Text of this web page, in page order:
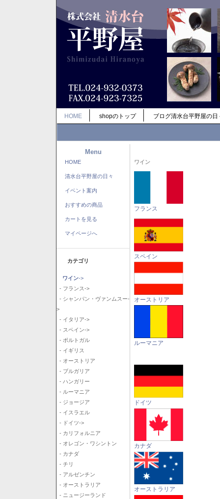
HOME shopのトップ ブログ清水台平野屋の日
Menu
HOME
清水台平野屋の日々
イベント案内
おすすめの商品
カートを見る
マイページへ
カテゴリ
ワイン->
- フランス->
- シャンパン・ヴァンムスー-
>
- イタリア->
- スペイン->
- ポルトガル
- イギリス
- オーストリア
- ブルガリア
- ハンガリー
- ルーマニア
- ジョージア
- イスラエル
- ドイツ->
- カリフォルニア
- オレゴン・ワシントン
- カナダ
- チリ
- アルゼンチン
- オーストラリア
- ニュージーランド
ワイン
フランス
スペイン
オーストリア
ルーマニア
ドイツ
カナダ
オーストラリア